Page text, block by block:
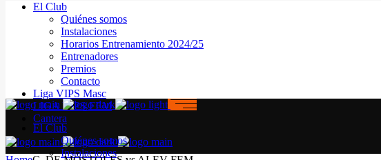
El Club
Quiénes somos
Instalaciones
Horarios Entrenamiento 2024/25
Entrenadores
Premios
Contacto
Liga VIPS Masc
LIGA VIPS FEM
Cantera
El Club
Quiénes somos
Instalaciones